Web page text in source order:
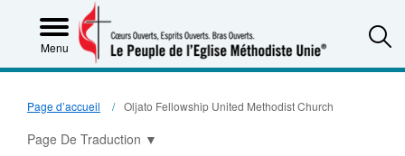
Menu
Page d’accueil Oljato Fellowship United Methodist Church
Page De Traduction ▼